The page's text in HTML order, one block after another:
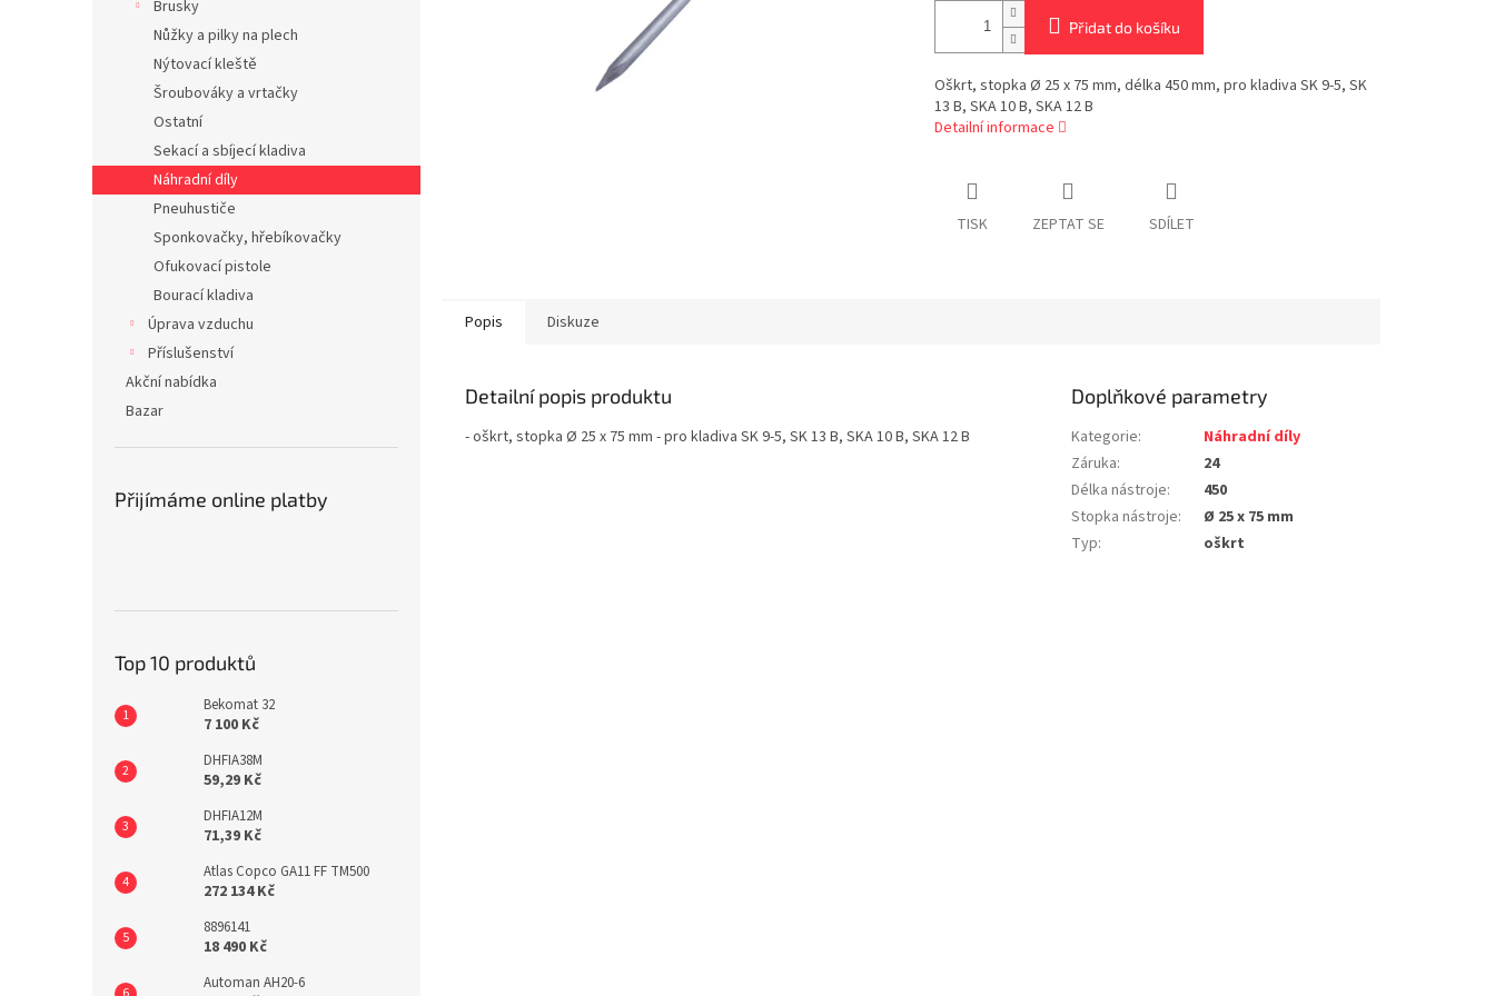
Brusky
Nůžky a pilky na plech
Nýtovací kleště
Šroubováky a vrtačky
Ostatní
Sekací a sbíjecí kladiva
Náhradní díly
Pneuhustiče
Sponkovačky, hřebíkovačky
Ofukovací pistole
Bourací kladiva
Úprava vzduchu
Příslušenství
Akční nabídka
Bazar
Přijímáme online platby
Top 10 produktů
Bekomat 32
7 100 Kč
DHFIA38M
59,29 Kč
DHFIA12M
71,39 Kč
Atlas Copco GA11 FF TM500
272 134 Kč
8896141
18 490 Kč
Automan AH20-6
Přidat do košíku
Oškrt, stopka Ø 25 x 75 mm, délka 450 mm, pro kladiva SK 9-5, SK
13 B, SKA 10 B, SKA 12 B
Detailní informace
TISK ZEPTAT SE SDÍLET
Popis Diskuze
Detailní popis produktu
- oškrt, stopka Ø 25 x 75 mm - pro kladiva SK 9-5, SK 13 B, SKA 10 B, SKA 12 B
Doplňkové parametry
Kategorie:
Náhradní díly
Záruka:
24
Délka nástroje:
450
Stopka nástroje:
Ø 25 x 75 mm
Typ: oškrt